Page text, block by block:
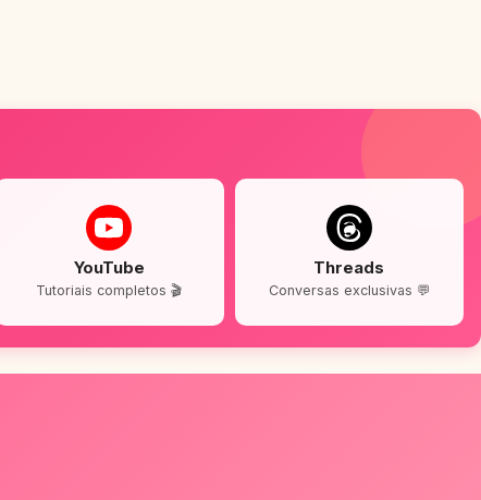
YouTube
Tutoriais completos 🎬
Threads
Conversas exclusivas 💬